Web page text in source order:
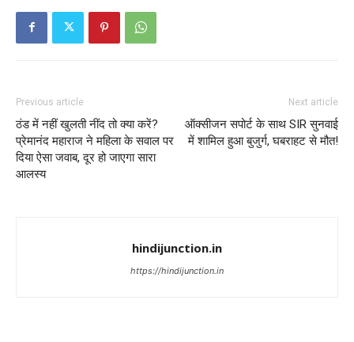
Previous article
ठंड में नहीं खुलती नींद तो क्या करें?
प्रेमानंद महाराज ने महिला के सवाल पर
दिया ऐसा जवाब, दूर हो जाएगा सारा
आलस्य
Next article
ऑक्सीजन सपोर्ट के साथ SIR सुनवाई
में शामिल हुआ बुजुर्ग, घबराहट से मौत!
hindijunction.in
https://hindijunction.in